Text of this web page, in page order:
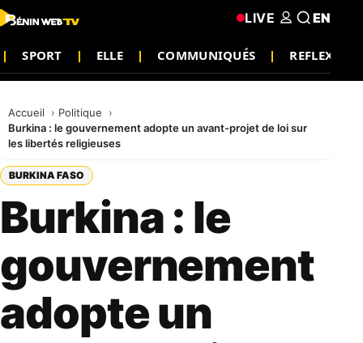
SPORT ELLE COMMUNIQUÉS REFLEXION
LIVE EN
Accueil
Politique
Burkina : le gouvernement adopte un avant-projet de loi sur
les libertés religieuses
BURKINA FASO
Burkina : le
gouvernement
adopte un